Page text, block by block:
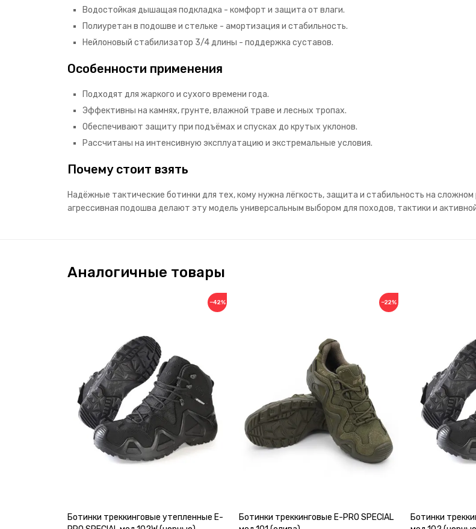
Водостойкая дышащая подкладка - комфорт и защита от влаги.
Полиуретан в подошве и стельке - амортизация и стабильность.
Нейлоновый стабилизатор 3/4 длины - поддержка суставов.
Особенности применения
Подходят для жаркого и сухого времени года.
Эффективны на камнях, грунте, влажной траве и лесных тропах.
Обеспечивают защиту при подъёмах и спусках до крутых уклонов.
Рассчитаны на интенсивную эксплуатацию и экстремальные условия.
Почему стоит взять
Надёжные тактические ботинки для тех, кому нужна лёгкость, защита и стабильность на
агрессивная подошва делают эту модель универсальным выбором для походов, тактики и
Аналогичные товары
−42%
Ботинки треккинговые утепленные E-
−22%
Ботинки треккинговые E-PRO SPECIAL
Ботинки